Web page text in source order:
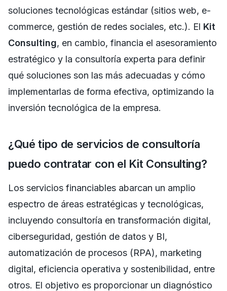
soluciones tecnológicas estándar (sitios web, e-
commerce, gestión de redes sociales, etc.). El Kit
Consulting, en cambio, financia el asesoramiento
estratégico y la consultoría experta para definir
qué soluciones son las más adecuadas y cómo
implementarlas de forma efectiva, optimizando la
inversión tecnológica de la empresa.
¿Qué tipo de servicios de consultoría
puedo contratar con el Kit Consulting?
Los servicios financiables abarcan un amplio
espectro de áreas estratégicas y tecnológicas,
incluyendo consultoría en transformación digital,
ciberseguridad, gestión de datos y BI,
automatización de procesos (RPA), marketing
digital, eficiencia operativa y sostenibilidad, entre
otros. El objetivo es proporcionar un diagnóstico